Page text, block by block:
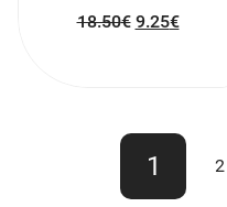
18.50€ 9.25€
1 2